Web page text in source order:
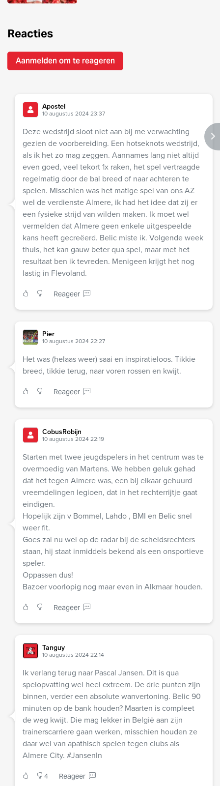
Reacties
Aanmelden om te reageren
Apostel
10 augustus 2024 23:37
Deze wedstrijd sloot niet aan bij me verwachting
gezien de voorbereiding. Een hotseknots wedstrijd,
als ik het zo mag zeggen. Aannames lang niet altijd
even goed, veel tekort 1x raken, het spel vertraagde
regelmatig door de bal breed of naar achteren te
spelen. Misschien was het matige spel van ons AZ
wel de verdienste Almere, ik had het idee dat zij er
een fysieke strijd van wilden maken. Ik moet wel
vermelden dat Almere geen enkele uitgespeelde
kans heeft gecreëerd. Belic miste ik. Volgende week
thuis, het kan gauw beter qua spel, maar met het
resultaat ben ik tevreden. Menigeen krijgt het nog
lastig in Flevoland.
Reageer
Pier
10 augustus 2024 22:27
Het was (helaas weer) saai en inspiratieloos. Tikkie
breed, tikkie terug, naar voren rossen en kwijt.
Reageer
CobusRobijn
10 augustus 2024 22:19
Starten met twee jeugdspelers in het centrum was te
overmoedig van Martens. We hebben geluk gehad
dat het tegen Almere was, een bij elkaar gehuurd
vreemdelingen legioen, dat in het rechterrijtje gaat
eindigen.
Hopelijk zijn v Bommel, Lahdo , BMI en Belic snel
weer fit.
Goes zal nu wel op de radar bij de scheidsrechters
staan, hij staat inmiddels bekend als een onsportieve
speler.
Oppassen dus!
Bazoer voorlopig nog maar even in Alkmaar houden.
Reageer
Tanguy
10 augustus 2024 22:14
Ik verlang terug naar Pascal Jansen. Dit is qua
spelopvatting wel heel extreem. De drie punten zijn
binnen, verder een absolute wanvertoning. Belic 90
minuten op de bank houden? Maarten is compleet
de weg kwijt. Die mag lekker in België aan zijn
trainerscarriere gaan werken, misschien houden ze
daar wel van apathisch spelen tegen clubs als
Almere City. #JansenIn
4 Reageer